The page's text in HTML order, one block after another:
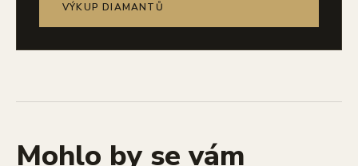
VÝKUP DIAMANTŮ
Mohlo by se vám